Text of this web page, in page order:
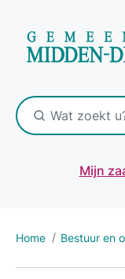
Mijn
Home Bestuur en